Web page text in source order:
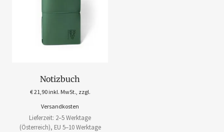
Notizbuch
€21,90 inkl. MwSt., zzgl.
Versandkosten
Lieferzeit: 2–5 Werktage
(Österreich), EU 5–10 Werktage